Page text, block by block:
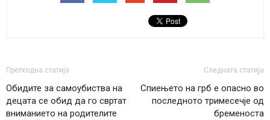
Претходна статија
Обидите за самоубиства на
децата се обид да го свртат
вниманието на родителите
Следната статија
Спиењето на грб e опасно во
последното тримесечје од
бременоста